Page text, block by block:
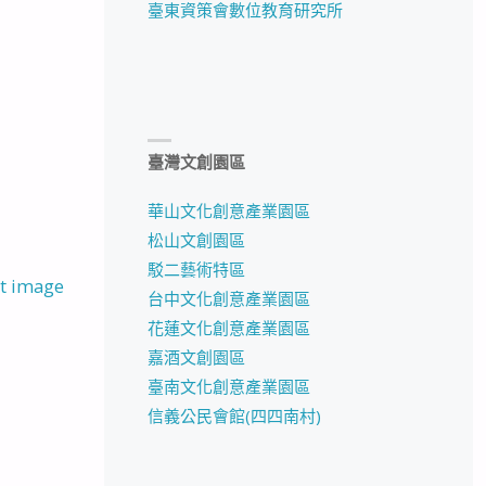
image
臺東資策會數位教育研究所
臺灣文創園區
華山文化創意產業園區
松山文創園區
駁二藝術特區
台中文化創意產業園區
花蓮文化創意產業園區
嘉酒文創園區
臺南文化創意產業園區
信義公民會館(四四南村)